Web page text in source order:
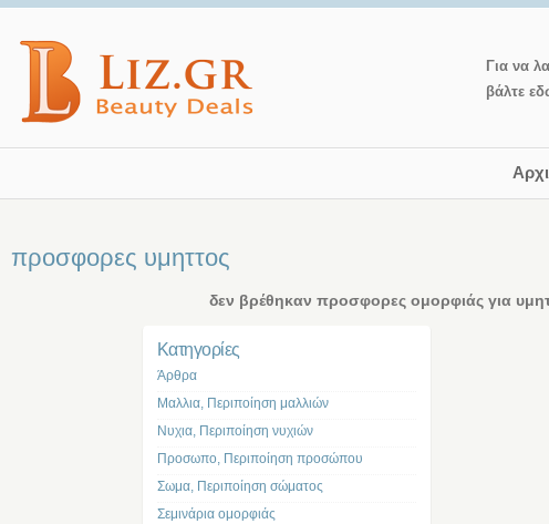
Για να
βάλτε
προσφορες υμηττος
δεν βρέθηκαν προσφορες ομορφιάς για
Kατηγορίες
Άρθρα
Μαλλια, Περιποίηση μαλλιών
Νυχια, Περιποίηση νυχιών
Προσωπο, Περιποίηση προσώπου
Σωμα, Περιποίηση σώματος
Σεμινάρια ομορφιάς